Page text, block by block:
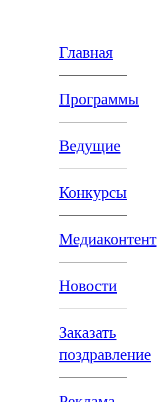
Главная
Программы
Ведущие
Конкурсы
Медиаконтент
Новости
Заказать
поздравление